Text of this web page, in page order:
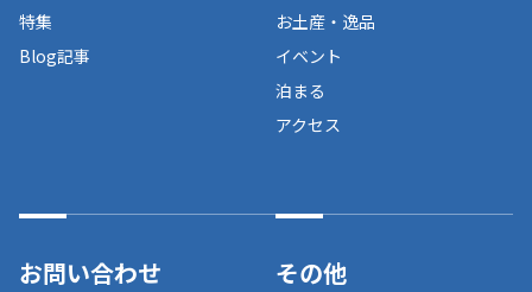
特集
Blog記事
お土産・逸品
イベント
泊まる
アクセス
お問い合わせ その他